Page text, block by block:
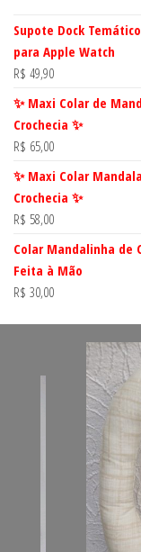
Supote Dock
para Apple Watch
R$ 49,90
✨ Maxi Colar de
Crochecia ✨
R$ 65,00
✨ Maxi Colar
Crochecia ✨
R$ 58,00
Colar Mandalinha de
Feita à Mão
R$ 30,00